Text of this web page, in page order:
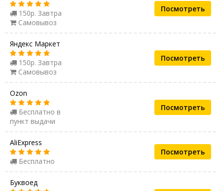
150р. Завтра
Самовывоз
Посмотреть
Яндекс Маркет
150р. Завтра
Самовывоз
Посмотреть
Ozon
Бесплатно в
пункт выдачи
Посмотреть
AliExpress
Бесплатно
Посмотреть
Буквоед